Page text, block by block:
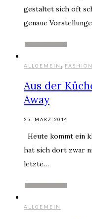
gestaltet sich oft
genaue
ALLGEMEIN , FASHION
Aus der
Away
25. MÄRZ 2014
Heute kommt ein
hat sich dort zwar
letzte…
ALLGEMEIN